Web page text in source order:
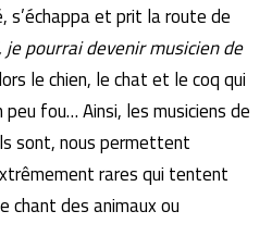
et prit la route de
pourrai devenir musicien de
le chien, le chat et le coq qui
fou… Ainsi, les musiciens de
sont, nous permettent
rares qui tentent
chant des animaux ou